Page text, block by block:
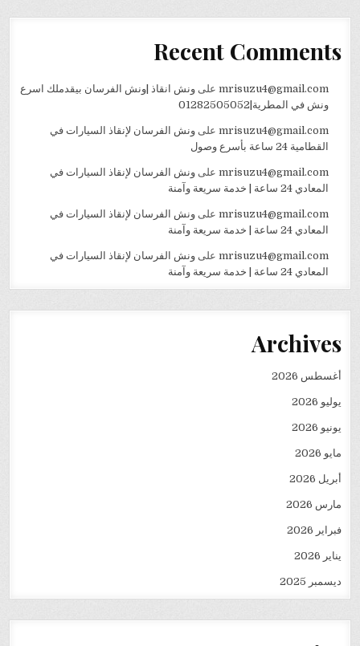
Recent Comments
mrisuzu4@gmail.comعلى ونش انقاذ |ونش الفرسان بيقدملك اسرع
ونش في المطرية|01282505052
mrisuzu4@gmail.comعلى ونش الفرسان لإنقاذ السيارات في
القطامية 24 ساعة بأسرع وصول
mrisuzu4@gmail.comعلى ونش الفرسان لإنقاذ السيارات في
المعادي 24 ساعة | خدمة سريعة وآمنة
mrisuzu4@gmail.comعلى ونش الفرسان لإنقاذ السيارات في
المعادي 24 ساعة | خدمة سريعة وآمنة
mrisuzu4@gmail.comعلى ونش الفرسان لإنقاذ السيارات في
المعادي 24 ساعة | خدمة سريعة وآمنة
Archives
أغسطس 2026
يوليو 2026
يونيو 2026
مايو 2026
أبريل 2026
مارس 2026
فبراير 2026
يناير 2026
ديسمبر 2025